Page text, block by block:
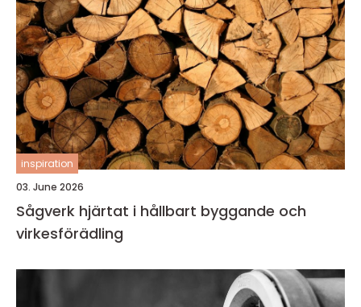
inspiration
03. June 2026
Sågverk hjärtat i hållbart byggande och
virkesförädling